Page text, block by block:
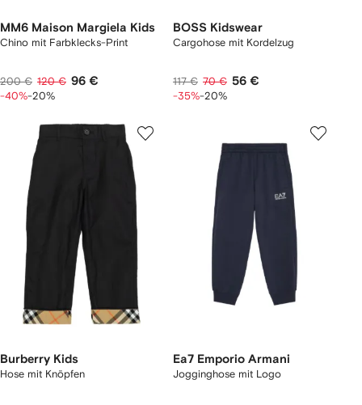
MM6 Maison Margiela Kids
Chino mit Farbklecks-Print
200 € 120 € 96 €
-40%-20%
BOSS Kidswear
Cargohose mit Kordelzug
117 € 70 € 56 €
-35%-20%
Burberry Kids
Hose mit Knöpfen
Ea7 Emporio Armani
Jogginghose mit Logo